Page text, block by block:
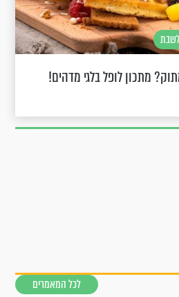
מתכון לופל בלגי מדהים!
לכל המאמרים